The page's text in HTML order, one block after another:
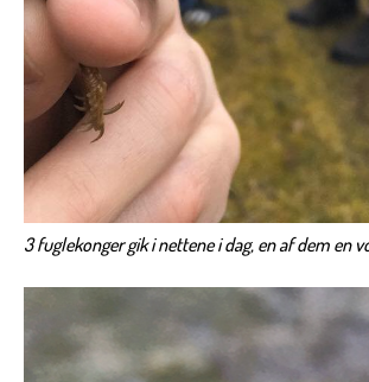
3 fuglekonger gik i nettene i dag, en af dem en